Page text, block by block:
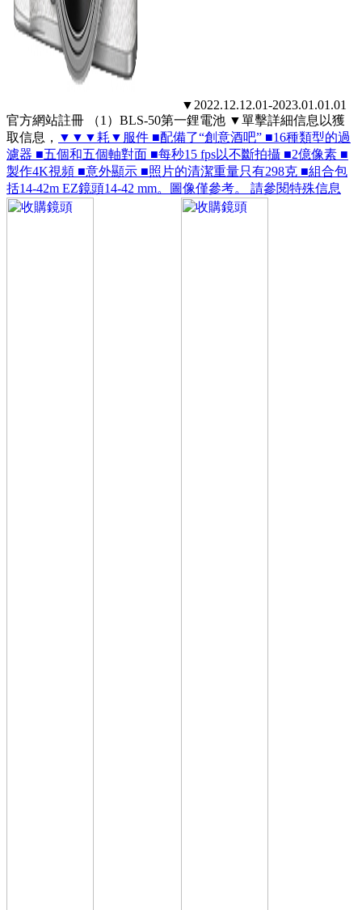
▼2022.12.12.01-2023.01.01.01
官方網站註冊 （1）BLS-50第一鋰電池 ▼單擊詳細信息以獲
取信息， ▼▼▼耗▼服件 ■配備了“創意酒吧” ■16種類型的過
濾器 ■五個和五個軸對面 ■每秒15 fps以不斷拍攝 ■2億像素 ■
製作4K視頻 ■意外顯示 ■照片的清潔重量只有298克 ■組合包
括14-42m EZ鏡頭14-42 mm。圖像僅參考。 請參閱特殊信息